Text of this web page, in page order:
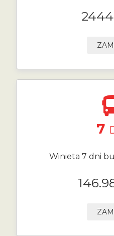
7
Winieta 7 dni